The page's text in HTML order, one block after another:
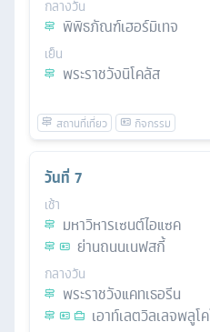
กลางวัน
พิพิธภัณฑ์เฮอร์มิเทจ
เย็น
พระราชวังนิโคลัส
วันที่ 7
เช้า
มหาวิหารเซนต์ไอแซค
ย่านถนนเนฟสกี้
กลางวัน
พระราชวังแคทเธอรีน
เอาท์เลตวิลเลจพลูโ